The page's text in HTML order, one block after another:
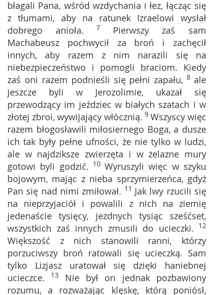
błagali Pana, wśród wzdychania i łez, łącząc się
z tłumami, aby na ratunek Izraelowi wysłał
dobrego anioła. 7 Pierwszy zaś sam
Machabeusz pochwycił za broń i zachęcił
innych, aby razem z nim narazili się na
niebezpieczeństwo i pomogli braciom. Kiedy
zaś oni razem podnieśli się pełni zapału, 8 ale
jeszcze byli w Jerozolimie, ukazał się
przewodzący im jeździec w białych szatach i w
złotej zbroi, wywijający włócznią. 9 Wszyscy więc
razem błogosławili miłosiernego Boga, a dusze
ich tak były pełne ufności, że nie tylko w ludzi,
ale w najdziksze zwierzęta i w żelazne mury
gotowi byli godzić. 10Wyruszyli więc w szyku
bojowym, mając z nieba sprzymierzeńca, gdyż
Pan się nad nimi zmiłował. 11 Jak lwy rzucili się
na nieprzyjaciół i powalili z nich na ziemię
jedenaście tysięcy, jezdnych tysiąc sześćset,
wszystkich zaś innych zmusili do ucieczki. 12
Większość z nich stanowili ranni, którzy
porzuciwszy broń ratowali się ucieczką. Sam
tylko Lizjasz uratował się dzięki haniebnej
ucieczce. 13 Nie był on jednak pozbawiony
rozumu, a rozważając klęskę, którą poniósł,